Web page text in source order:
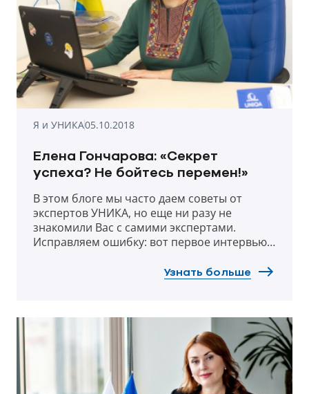
Я и УНИКА05.10.2018
Елена Гончарова: «Секрет
успеха? Не бойтесь перемен!»
В этом блоге мы часто даем советы от
экспертов УНИКА, но еще ни разу не
знакомили Вас с самими экспертами.
Исправляем ошибку: вот первое интервью,
делится секретами жизненного успеха,
страховании.
Узнать больше